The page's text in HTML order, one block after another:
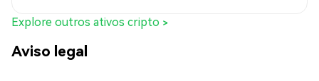
Explore outros ativos cripto >
Aviso legal